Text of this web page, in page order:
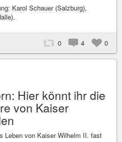
Karol Schauer (Salzburg),
0 4 0
Hier könnt ihr die
von Kaiser
Leben von Kaiser Wilhelm II. fast